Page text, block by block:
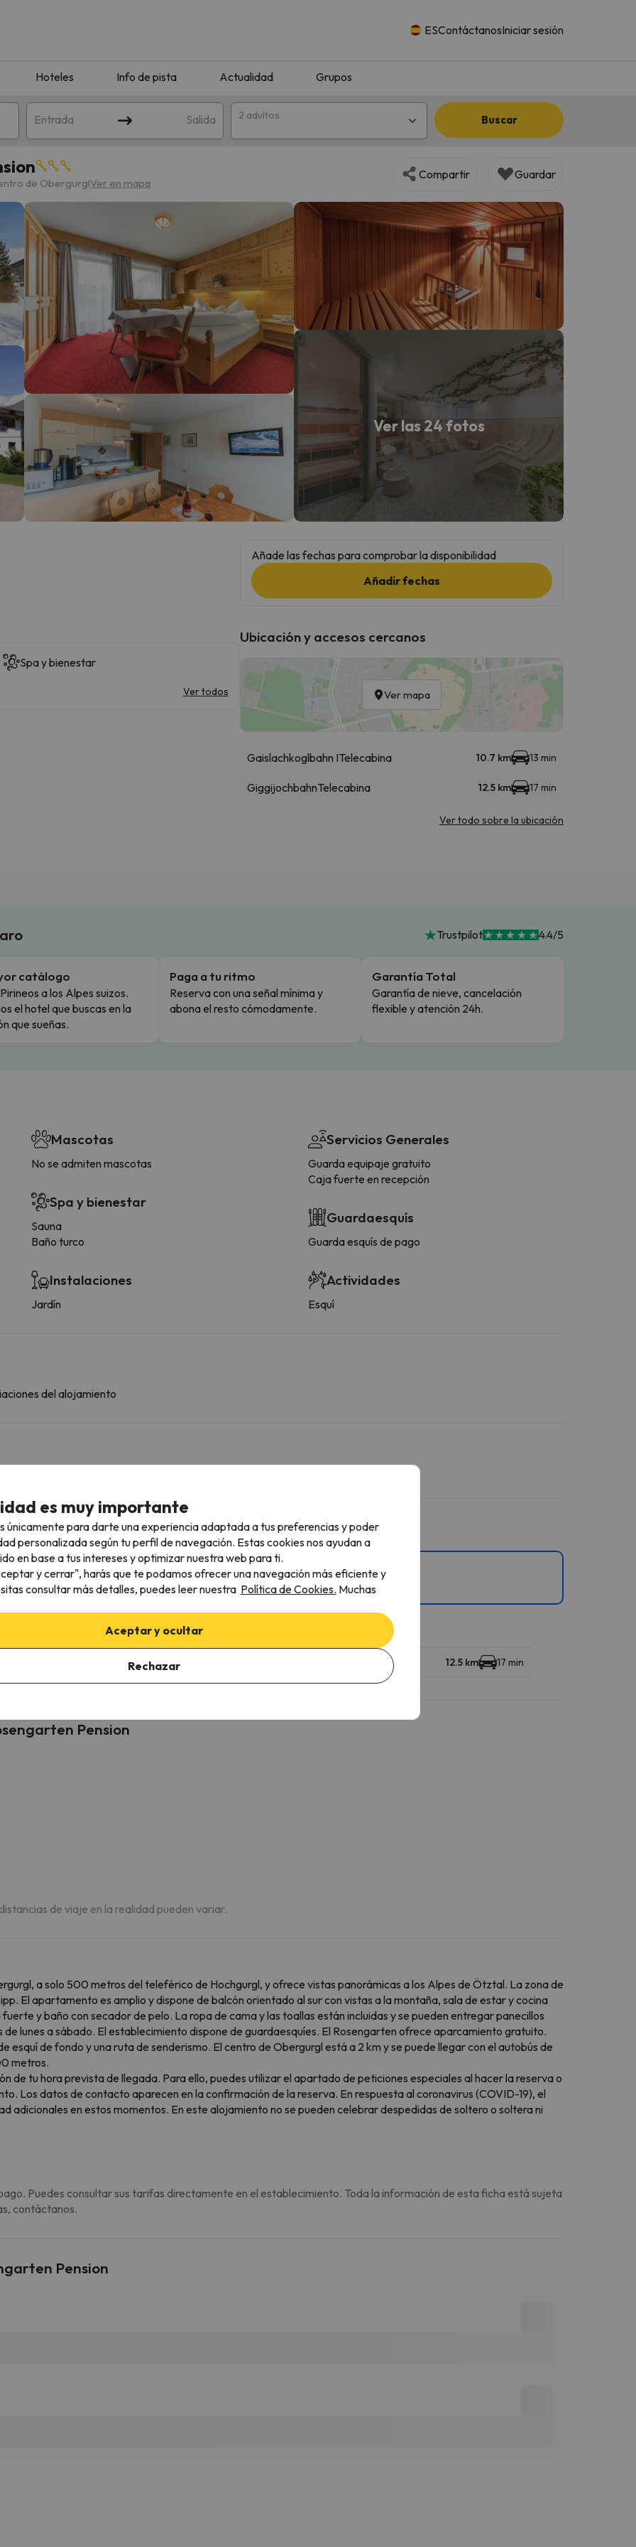
ESContáctanosIniciar sesión
Hoteles Info de pista Actualidad Grupos
Entrada Salida 2 adultos Buscar
coincida con tu búsqueda. Prueba a modificar el destino.
el norte. En cuanto encuentre su brújula vuelve.
de ObergurglVer en mapa
Compartir Guardar
Ver las 24 fotos
Spa y bienestar
Ver todos
Añade las fechas para comprobar la disponibilidad
Añadir fechas
Ubicación y accesos cercanos
Ver mapa
Gaislachkoglbahn ITelecabina 10.7 km 13 min
GiggijochbahnTelecabina 12.5 km 17 min
Ver todo sobre la ubicación
Trustpilot 4.4/5
catálogo
a los Alpes suizos.
el hotel que buscas en la
que sueñas.
Paga a tu ritmo
Reserva con una señal mínima y
abona el resto cómodamente.
Garantía Total
Garantía de nieve, cancelación
flexible y atención 24h.
Mascotas
No se admiten mascotas
Spa y bienestar
Sauna
Baño turco
Instalaciones
Jardín
Servicios Generales
Guarda equipaje gratuito
Caja fuerte en recepción
Guardaesquís
Guarda esquís de pago
Actividades
Esquí
del alojamiento
estaciones de esquí y disfrutar de 272 km esquiables
I en Sölden. Además podrás esquiar en Sölden.
13 min Giggijochbahn 12.5 km 17 min
Pension
de viaje en la realidad pueden variar.
a solo 500 metros del teleférico de Hochgurgl, y ofrece vistas panorámicas a los Alpes de Ötztal. La zona de
El apartamento es amplio y dispone de balcón orientado al sur con vistas a la montaña, sala de estar y cocina
y baño con secador de pelo. La ropa de cama y las toallas están incluidas y se pueden entregar panecillos
lunes a sábado. El establecimiento dispone de guardaesquíes. El Rosengarten ofrece aparcamiento gratuito.
de fondo y una ruta de senderismo. El centro de Obergurgl está a 2 km y se puede llegar con el autobús de
metros.
de tu hora prevista de llegada. Para ello, puedes utilizar el apartado de peticiones especiales al hacer la reserva o
Los datos de contacto aparecen en la confirmación de la reserva. En respuesta al coronavirus (COVID-19), el
adicionales en estos momentos. En este alojamiento no se pueden celebrar despedidas de soltero o soltera ni
Puedes consultar sus tarifas directamente en el establecimiento. Toda la información de esta ficha está sujeta
contáctanos.
Pension
es muy importante
únicamente para darte una experiencia adaptada a tus preferencias y poder
personalizada según tu perfil de navegación. Estas cookies nos ayudan a
en base a tus intereses y optimizar nuestra web para ti.
y cerrar", harás que te podamos ofrecer una navegación más eficiente y
consultar más detalles, puedes leer nuestra Política de Cookies. Muchas
Aceptar y ocultar
Rechazar